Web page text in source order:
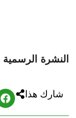
النشرة
شارك هذا